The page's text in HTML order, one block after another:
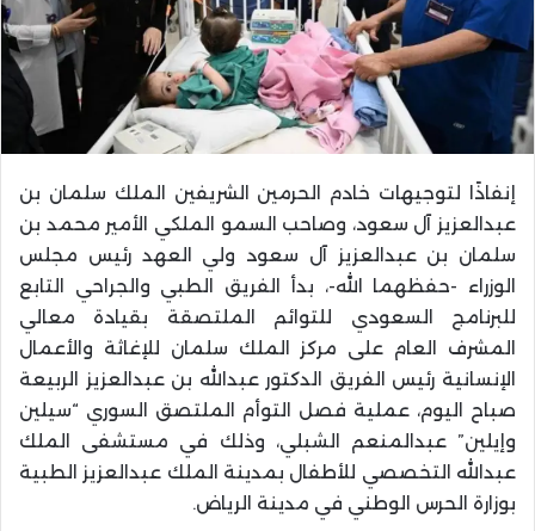
إنفاذًا لتوجيهات خادم الحرمين الشريفين الملك سلمان بن
عبدالعزيز آل سعود، وصاحب السمو الملكي الأمير محمد بن
سلمان بن عبدالعزيز آل سعود ولي العهد رئيس مجلس
الوزراء -حفظهما الله-، بدأ الفريق الطبي والجراحي التابع
للبرنامج السعودي للتوائم الملتصقة بقيادة معالي
المشرف العام على مركز الملك سلمان للإغاثة والأعمال
الإنسانية رئيس الفريق الدكتور عبدالله بن عبدالعزيز الربيعة
صباح اليوم، عملية فصل التوأم الملتصق السوري “سيلين
وإيلين” عبدالمنعم الشبلي، وذلك في مستشفى الملك
عبدالله التخصصي للأطفال بمدينة الملك عبدالعزيز الطبية
بوزارة الحرس الوطني في مدينة الرياض.